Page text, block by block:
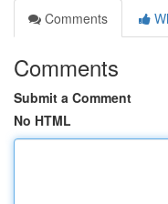
Comments
Comments
Submit a Comment
No HTML